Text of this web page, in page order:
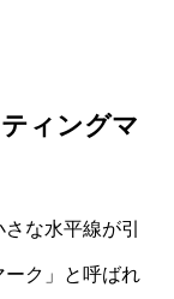
ィングマ
な水平線が引
ク」と呼ばれ